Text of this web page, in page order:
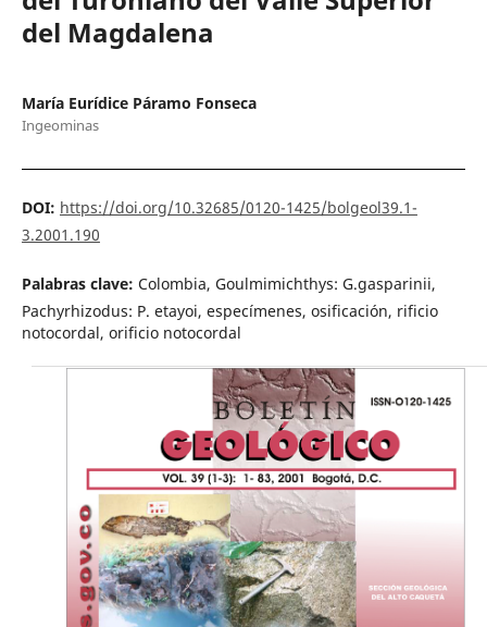
del Magdalena
María Eurídice Páramo Fonseca
Ingeominas
DOI: https://doi.org/10.32685/0120-1425/bolgeol39.1-
3.2001.190
Palabras clave: Colombia, Goulmimichthys: G.gasparinii,
Pachyrhizodus: P. etayoi, especímenes, osificación, rificio
notocordal, orificio notocordal